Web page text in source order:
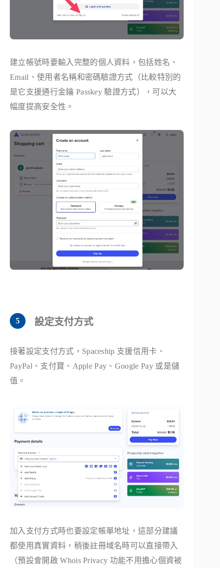
建立帳號時要輸入完整的個人資料，包括姓名、
Email、使用者名稱和密碼驗證方式（比較特別的
是它支援通行金鑰 Passkey 驗證方式），可以大
幅度提高安全性。
設定支付方式
接著設定支付方式，Spaceship 支援信用卡、
PayPal、支付寶、Apple Pay、Google Pay 或是儲
值。
加入支付方式時也要設定帳單地址，這部分建議
都使用真實資料，稍後註冊域名時可以直接帶入
（預設會開啟 Whois Privacy 功能不用擔心個資被